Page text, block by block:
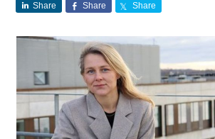
Share Share Share